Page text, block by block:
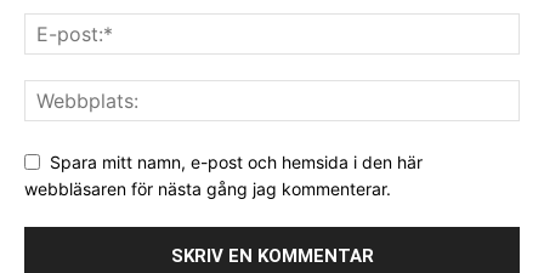
Spara mitt namn, e-post och hemsida i den här
webbläsaren för nästa gång jag kommenterar.